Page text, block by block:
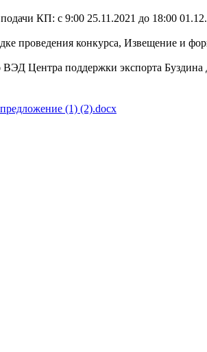
КП: с 9:00 25.11.2021 до 18:00
проведения конкурса, Извещение и
Центра поддержки экспорта Буздина
(1) (2).docx